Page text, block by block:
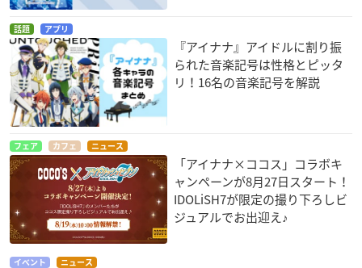
話題 アプリ
『アイナナ』アイドルに割り振
られた音楽記号は性格とピッタ
リ！16名の音楽記号を解説
フェア カフェ ニュース
「アイナナ×ココス」コラボキ
ャンペーンが8月27日スタート！
IDOLiSH7が限定の撮り下ろしビ
ジュアルでお出迎え♪
イベント ニュース